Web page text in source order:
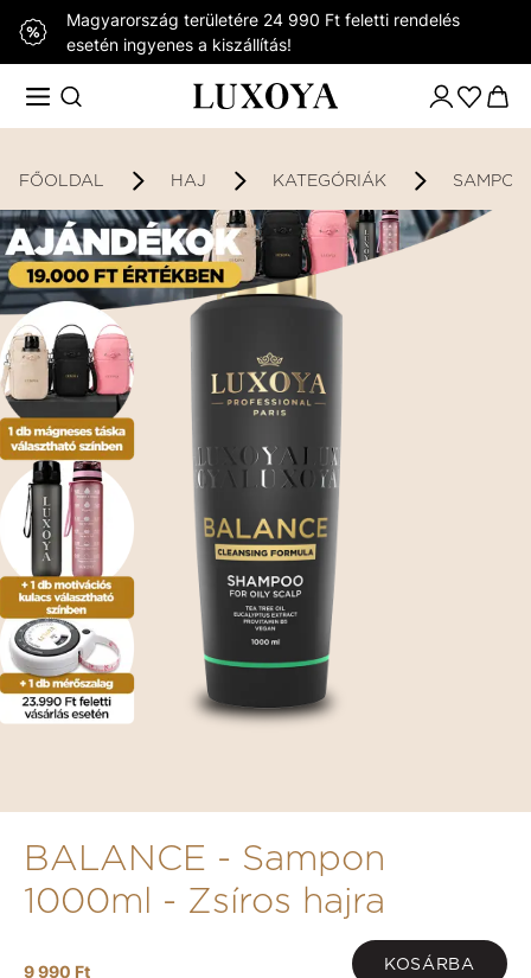
Magyarország területére 24 990 Ft feletti rendelés
esetén ingyenes a kiszállítás!
FŐOLDAL HAJ KATEGÓRIÁK
BALANCE - Sampon
1000ml - Zsíros hajra
9 990 Ft KOSÁRBA